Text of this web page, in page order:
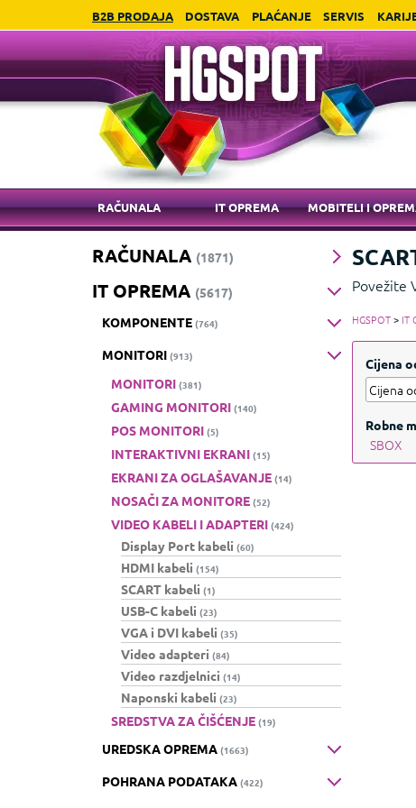
B2B PRODAJA DOSTAVA PLAĆANJE SERVIS
RAČUNALA IT OPREMA MOBITELI I
RAČUNALA (1871)
IT OPREMA (5617)
KOMPONENTE (764)
MONITORI (913)
MONITORI(381)
GAMING MONITORI(140)
POS MONITORI(5)
INTERAKTIVNI EKRANI(15)
EKRANI ZA OGLAŠAVANJE(14)
NOSAČI ZA MONITORE(52)
VIDEO KABELI I ADAPTERI(424)
Display Port kabeli (60)
HDMI kabeli (154)
SCART kabeli (1)
USB-C kabeli (23)
VGA i DVI kabeli (35)
Video adapteri (84)
Video razdjelnici (14)
Naponski kabeli (23)
SREDSTVA ZA ČIŠĆENJE(19)
UREDSKA OPREMA (1663)
POHRANA PODATAKA (422)
Povežite
HGSPOT> IT
Cijena
Robne
SBOX